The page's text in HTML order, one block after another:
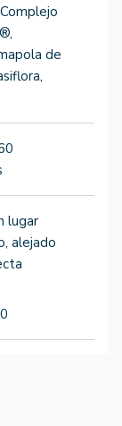
de
lugar
alejado